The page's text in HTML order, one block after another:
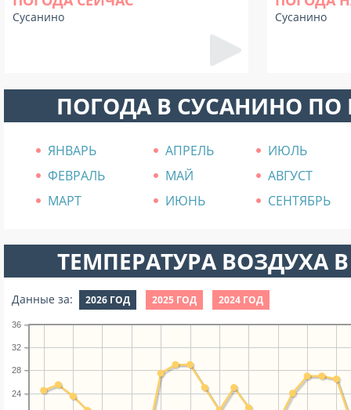
Сусанино Сусанино
ПОГОДА В СУСАНИНО
ЯНВАРЬ АПРЕЛЬ
ИЮЛЬ
ФЕВРАЛЬ
МАЙ
АВГУСТ
МАРТ
ИЮНЬ СЕНТЯБРЬ
ТЕМПЕРАТУРА ВОЗДУХА
Данные за: 2026 ГОД 2025 ГОД 2024 ГОД
24
28
32
36